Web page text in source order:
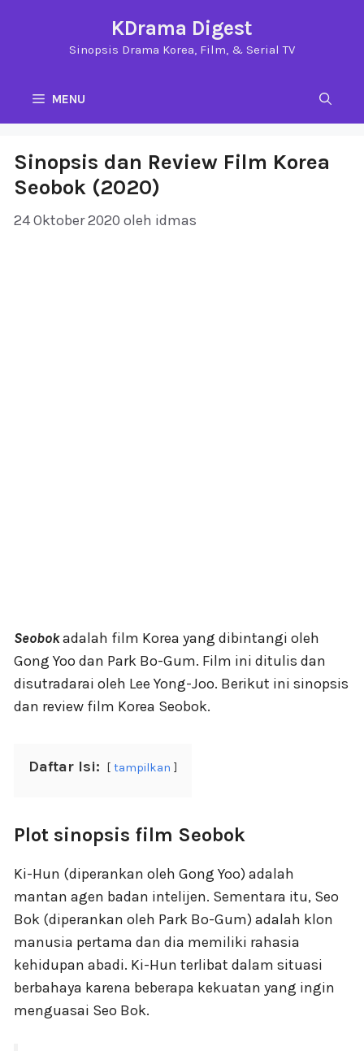
KDrama Digest
Sinopsis Drama Korea, Film, & Serial TV
MENU
Sinopsis dan Review Film Korea
Seobok (2020)
24 Oktober 2020 oleh idmas
Seobokadalah film Korea yang dibintangi oleh
Gong Yoo dan Park Bo-Gum. Film ini ditulis dan
disutradarai oleh Lee Yong-Joo. Berikut ini sinopsis
dan review film Korea Seobok.
Daftar Isi: tampilkan
Plot sinopsis film Seobok
Ki-Hun (diperankan oleh Gong Yoo) adalah
mantan agen badan intelijen. Sementara itu, Seo
Bok (diperankan oleh Park Bo-Gum) adalah klon
manusia pertama dan dia memiliki rahasia
kehidupan abadi. Ki-Hun terlibat dalam situasi
berbahaya karena beberapa kekuatan yang ingin
menguasai Seo Bok.